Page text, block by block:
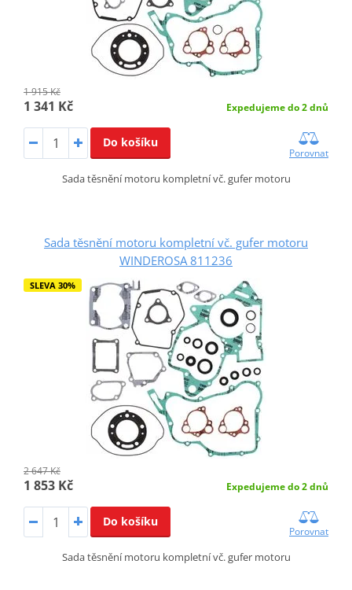
1 915 Kč
1 341 Kč Expedujeme do 2 dnů
Do košíku
Porovnat
Sada těsnění motoru kompletní vč. gufer motoru
Sada těsnění motoru kompletní vč. gufer motoru
WINDEROSA 811236
SLEVA 30%
2 647 Kč
1 853 Kč Expedujeme do 2 dnů
Do košíku
Porovnat
Sada těsnění motoru kompletní vč. gufer motoru